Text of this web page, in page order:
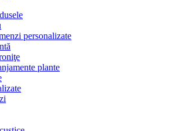
personalizate
plante